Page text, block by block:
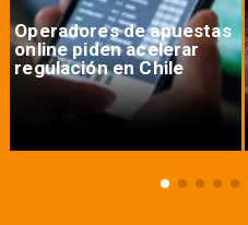
Operadores de apuestas
online piden acelerar
regulación en Chile